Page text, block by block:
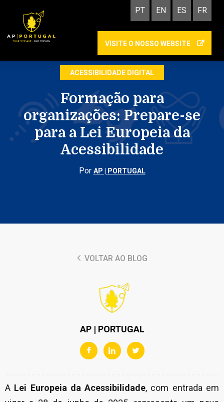
PT EN ES FR
VISITE O NOSSO WEBSITE
ACESSIBILIDADE DIGITAL
Formação para
organizações: Prepare-se
para a Lei Europeia da
Acessibilidade
Por AP | PORTUGAL
VOLTAR AO BLOG
AP | PORTUGAL
A Lei Europeia da Acessibilidade, com entrada em